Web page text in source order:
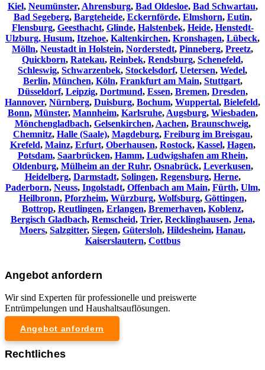
Kiel, Neumünster, Ahrensburg, Bad Oldesloe, Bad Schwartau,
Bad Segeberg, Bargteheide, Eckernförde, Elmshorn, Eutin,
Flensburg, Geesthacht, Glinde, Halstenbek, Heide, Henstedt-
Ulzburg, Husum, Itzehoe, Kaltenkirchen, Kronshagen, Lübeck,
Mölln, Neustadt in Holstein, Norderstedt, Pinneberg, Preetz,
Quickborn, Ratekau, Reinbek, Rendsburg, Schenefeld,
Schleswig, Schwarzenbek, Stockelsdorf, Uetersen, Wedel,
Berlin, München, Köln, Frankfurt am Main, Stuttgart,
Düsseldorf, Leipzig, Dortmund, Essen, Bremen, Dresden,
Hannover, Nürnberg, Duisburg, Bochum, Wuppertal, Bielefeld,
Bonn, Münster, Mannheim, Karlsruhe, Augsburg, Wiesbaden,
Mönchengladbach, Gelsenkirchen, Aachen, Braunschweig,
Chemnitz⁠, Halle (Saale), Magdeburg, Freiburg im Breisgau,
Krefeld, Mainz, Erfurt, Oberhausen, Rostock, Kassel, Hagen,
Potsdam, Saarbrücken, Hamm, Ludwigshafen am Rhein,
Oldenburg, Mülheim an der Ruhr, Osnabrück, Leverkusen,
Heidelberg, Darmstadt, Solingen, Regensburg, Herne,
Paderborn, Neuss, Ingolstadt, Offenbach am Main, Fürth, Ulm,
Heilbronn, Pforzheim, Würzburg, Wolfsburg, Göttingen,
Bottrop, Reutlingen, Erlangen, Bremerhaven, Koblenz,
Bergisch Gladbach, Remscheid, Trier, Recklinghausen, Jena,
Moers, Salzgitter, Siegen, Gütersloh, Hildesheim, Hanau,
Kaiserslautern, Cottbus
Angebot anfordern
Wir sind Experten für professionelle und preiswerte
Entrümpelungen und Haushaltsauflösungen.
Angebot anfordern
Rechtliches